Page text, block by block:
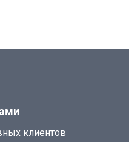
клиентов